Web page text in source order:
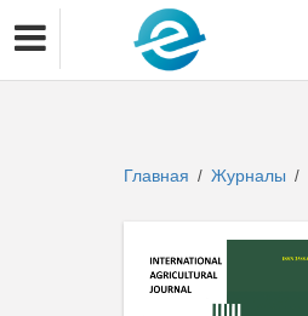
Главная / Журналы /